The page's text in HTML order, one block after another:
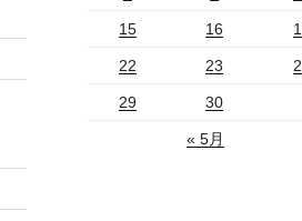
15 16
22 23
29 30
« 5月